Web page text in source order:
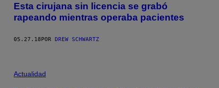
Esta cirujana sin licencia se grabó
rapeando mientras operaba pacientes
05.27.18POR DREW SCHWARTZ
Actualidad